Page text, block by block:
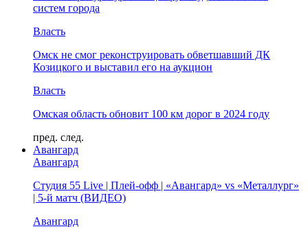
систем города
Власть
Омск не смог реконструировать обветшавший ДК
Козицкого и выставил его на аукцион
Власть
Омская область обновит 100 км дорог в 2024 году
пред. след.
Авангард
Авангард
Студия 55 Live | Плей-офф | «Авангард» vs «Металлург»
| 5-й матч (ВИДЕО)
Авангард